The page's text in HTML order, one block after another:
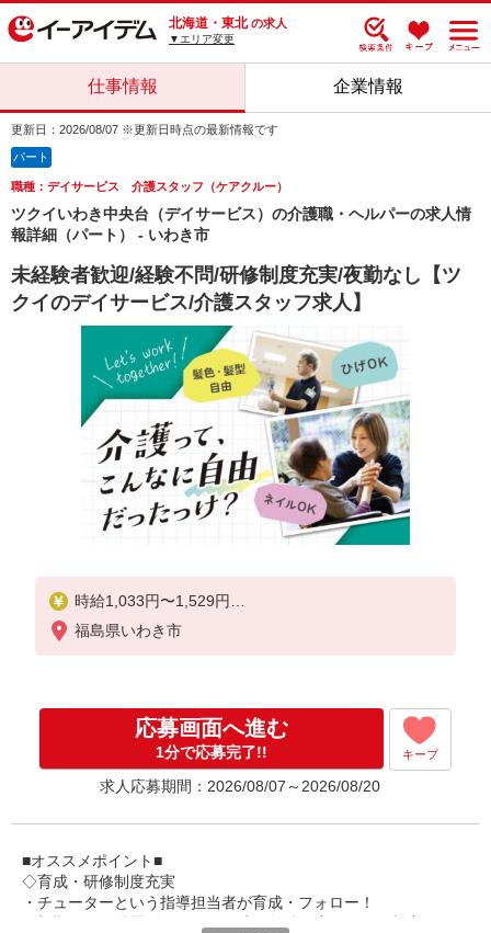
北海道・東北 の求人
▼エリア変更
仕事情報 企業情報
更新日：2026/08/07 ※更新日時点の最新情報です
パート
職種：デイサービス 介護スタッフ（ケアクルー）
ツクイいわき中央台（デイサービス）の介護職・ヘルパーの求人情
報詳細（パート） - いわき市
未経験者歓迎/経験不問/研修制度充実/夜勤なし【ツ
クイのデイサービス/介護スタッフ求人】
時給1,033円〜1,529円
★土日祝日は時給100円アップ！
福島県いわき市
応募画面へ進む
1分で応募完了!! キープ
求人応募期間：2026/08/07～2026/08/20
■オススメポイント■
◇育成・研修制度充実
・チューターという指導担当者が育成・フォロー！